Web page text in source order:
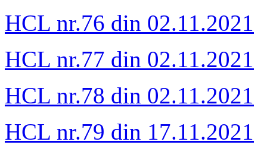
HCL nr.76 din 02.11.2021
HCL nr.77 din 02.11.2021
HCL nr.78 din 02.11.2021
HCL nr.79 din 17.11.2021